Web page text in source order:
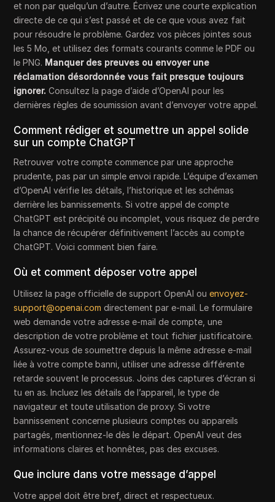
et non par quelqu’un d’autre. Écrivez une courte explication
directe de ce qui s’est passé et de ce que vous avez fait
pour résoudre le problème. Gardez vos pièces jointes sous
les 5 Mo, et utilisez des formats courants comme le PDF ou
le PNG. Manquer des preuves ou envoyer une
réclamation désordonnée vous fait presque toujours
ignorer. Consultez la page d’aide d’OpenAI pour les
dernières règles de soumission avant d’envoyer votre appel.
Comment rédiger et soumettre un appel solide
sur un compte ChatGPT
Retrouver votre compte commence par une approche
prudente, pas par un simple envoi rapide. L’équipe d’examen
d’OpenAI vérifie les détails, l’historique et les schémas
derrière les bannissements. Si votre appel de compte
ChatGPT est précipité ou incomplet, vous risquez de perdre
la chance de récupérer définitivement l’accès au compte
ChatGPT. Voici comment bien faire.
Où et comment déposer votre appel
Utilisez la page officielle de support OpenAI ouenvoyez-
support@openai.com directement par e-mail. Le formulaire
web demande votre adresse e-mail de compte, une
description de votre problème et tout fichier justificatoire.
Assurez-vous de soumettre depuis la même adresse e-mail
liée à votre compte banni, utiliser une adresse différente
retarde souvent le processus. Joins des captures d’écran si
tu en as. Incluez les détails de l’appareil, le type de
navigateur et toute utilisation de proxy. Si votre
bannissement concerne plusieurs comptes ou appareils
partagés, mentionnez-le dès le départ. OpenAI veut des
informations claires et honnêtes, pas des excuses.
Que inclure dans votre message d’appel
Votre appel doit être bref, direct et respectueux.